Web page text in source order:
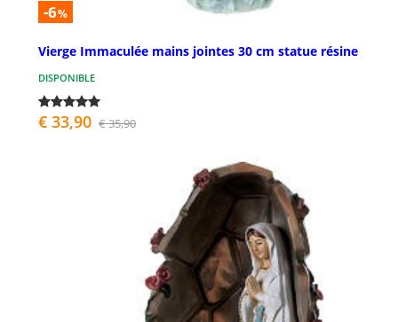
-6%
Vierge Immaculée mains jointes 30 cm statue résine
DISPONIBLE
€ 33,90 € 35,90